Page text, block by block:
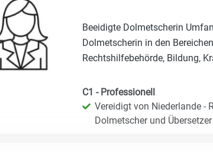
Beeidigte Dolmetscherin
Dolmetscherin in den
Rechtshilfebehörde, Bildung,
C1 - Professionell
Vereidigt von Niederlande -
Dolmetscher und